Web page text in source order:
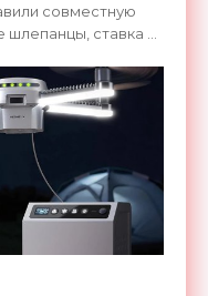
совместную
ставка в